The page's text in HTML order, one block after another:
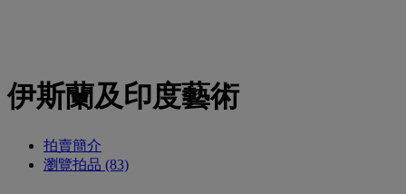
伊斯蘭及印度藝術
拍賣簡介
瀏覽拍品 (83)